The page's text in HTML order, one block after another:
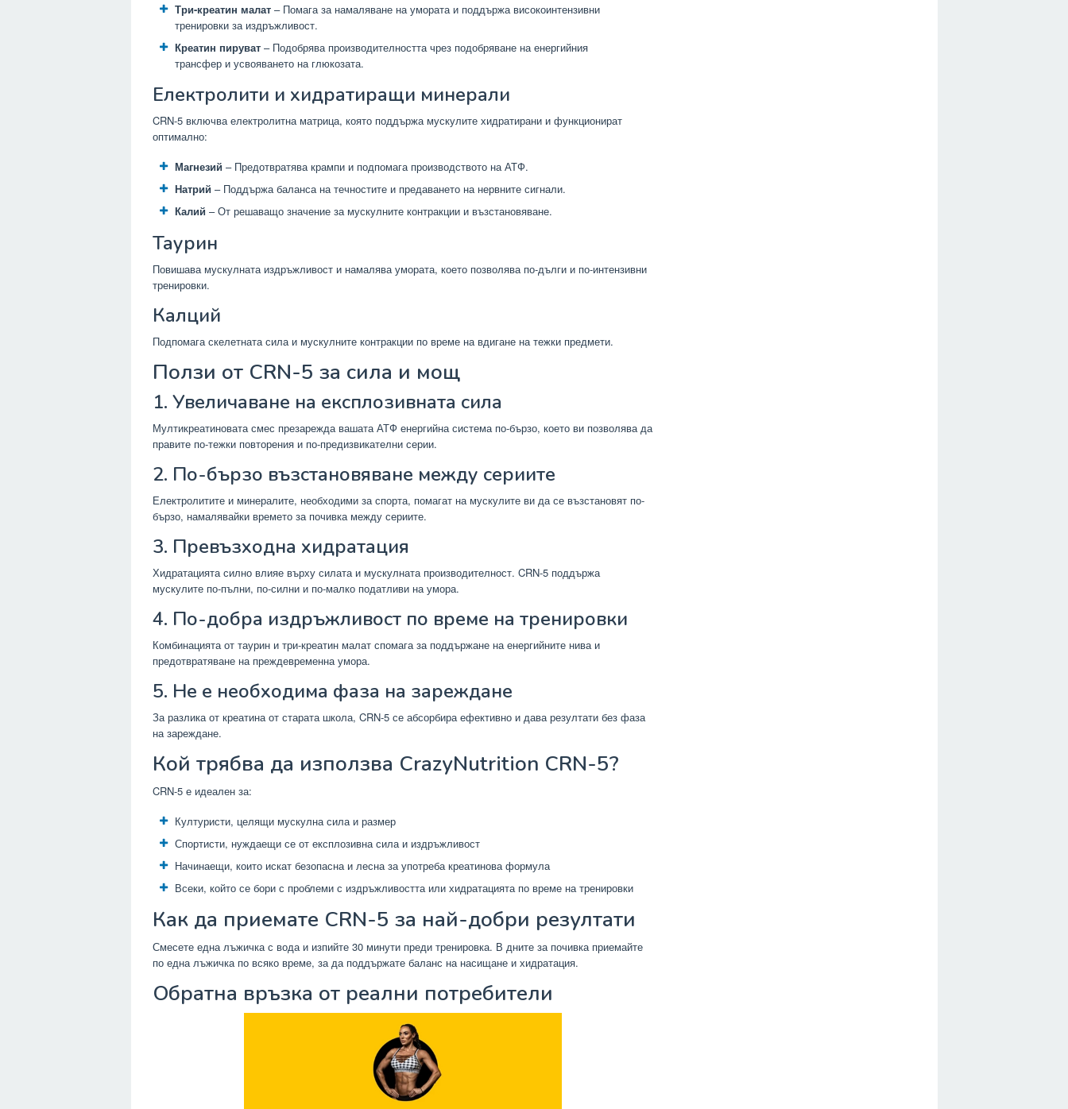
Три-креатин малат – Помага за намаляване на умората и поддържа високоинтензивни
тренировки за издръжливост.
Креатин пируват – Подобрява производителността чрез подобряване на енергийния
трансфер и усвояването на глюкозата.
Електролити и хидратиращи минерали
CRN-5 включва електролитна матрица, която поддържа мускулите хидратирани и функционират
оптимално:
Магнезий – Предотвратява крампи и подпомага производството на АТФ.
Натрий – Поддържа баланса на течностите и предаването на нервните сигнали.
Калий – От решаващо значение за мускулните контракции и възстановяване.
Таурин
Повишава мускулната издръжливост и намалява умората, което позволява по-дълги и по-интензивни
тренировки.
Калций
Подпомага скелетната сила и мускулните контракции по време на вдигане на тежки предмети.
Ползи от CRN-5 за сила и мощ
1. Увеличаване на експлозивната сила
Мултикреатиновата смес презарежда вашата АТФ енергийна система по-бързо, което ви позволява да
правите по-тежки повторения и по-предизвикателни серии.
2. По-бързо възстановяване между сериите
Електролитите и минералите, необходими за спорта, помагат на мускулите ви да се възстановят по-
бързо, намалявайки времето за почивка между сериите.
3. Превъзходна хидратация
Хидратацията силно влияе върху силата и мускулната производителност. CRN-5 поддържа
мускулите по-пълни, по-силни и по-малко податливи на умора.
4. По-добра издръжливост по време на тренировки
Комбинацията от таурин и три-креатин малат спомага за поддържане на енергийните нива и
предотвратяване на преждевременна умора.
5. Не е необходима фаза на зареждане
За разлика от креатина от старата школа, CRN-5 се абсорбира ефективно и дава резултати без фаза
на зареждане.
Кой трябва да използва CrazyNutrition CRN-5?
CRN-5 е идеален за:
Културисти, целящи мускулна сила и размер
Спортисти, нуждаещи се от експлозивна сила и издръжливост
Начинаещи, които искат безопасна и лесна за употреба креатинова формула
Всеки, който се бори с проблеми с издръжливостта или хидратацията по време на тренировки
Как да приемате CRN-5 за най-добри резултати
Смесете една лъжичка с вода и изпийте 30 минути преди тренировка. В дните за почивка приемайте
по една лъжичка по всяко време, за да поддържате баланс на насищане и хидратация.
Обратна връзка от реални потребители